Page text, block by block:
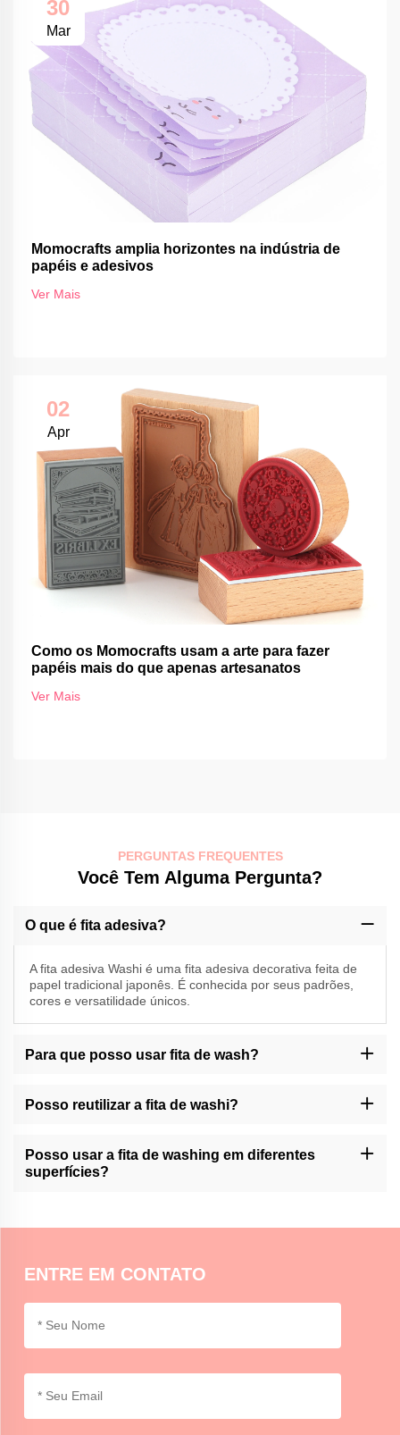
30
Mar
Momocrafts amplia horizontes na indústria de
papéis e adesivos
Ver Mais
02
Apr
Como os Momocrafts usam a arte para fazer
papéis mais do que apenas artesanatos
Ver Mais
PERGUNTAS FREQUENTES
Você Tem Alguma Pergunta?
O que é fita adesiva?
A fita adesiva Washi é uma fita adesiva decorativa feita de
papel tradicional japonês. É conhecida por seus padrões,
cores e versatilidade únicos.
Para que posso usar fita de wash?
jornais, fazer recortes, embrulhar presentes, criar obras de arte e
dar acentos a artesanatos ou decoração doméstica.
Posso reutilizar a fita de washi?
reutilização. No entanto, pode ser removido e reposicionado com
cuidado em certas superfícies.
Posso usar a fita de washing em diferentes
superfícies?
aconselhável testar primeiro numa pequena área para
ENTRE EM CONTATO